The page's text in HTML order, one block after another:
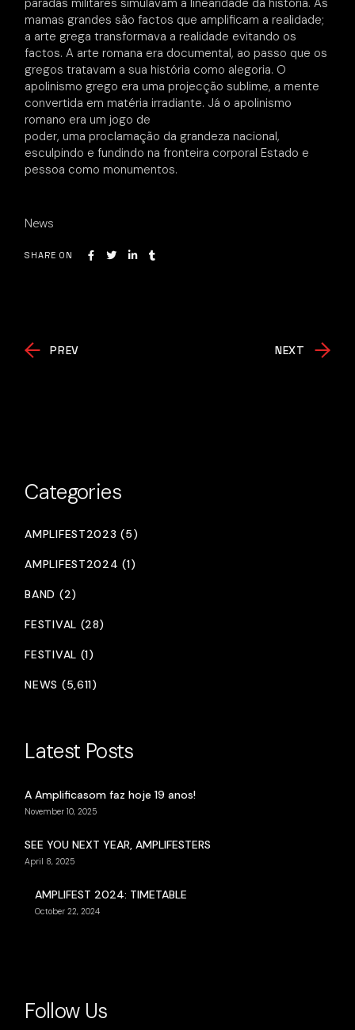
paradas militares simulavam a linearidade da história. As
mamas grandes são factos que amplificam a realidade;
a arte grega transformava a realidade evitando os
factos. A arte romana era documental, ao passo que os
gregos tratavam a sua história como alegoria. O
apolinismo grego era uma projecção sublime, a mente
convertida em matéria irradiante. Já o apolinismo
romano era um jogo de
poder, uma proclamação da grandeza nacional,
esculpindo e fundindo na fronteira corporal Estado e
pessoa como monumentos.
News
SHARE ON
PREV NEXT
Categories
AMPLIFEST2023 (5)
AMPLIFEST2024 (1)
BAND (2)
FESTIVAL (28)
FESTIVAL (1)
NEWS (5,611)
Latest Posts
A Amplificasom faz hoje 19 anos!
November 10, 2025
SEE YOU NEXT YEAR, AMPLIFESTERS
April 8, 2025
AMPLIFEST 2024: TIMETABLE
October 22, 2024
Follow Us